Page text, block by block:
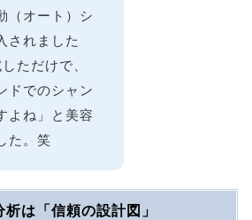
（オート）シ
されました
ただけで、
ドでのシャン
よね」と美容
た。笑
は「信頼の設計図」